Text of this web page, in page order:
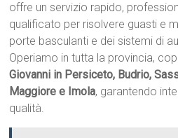
offre un servizio rapido,
qualificato per risolvere guasti e
porte basculanti e dei sistemi di
Operiamo in tutta la provincia,
Giovanni in Persiceto, Budrio,
Maggiore e Imola, garantendo
qualità.